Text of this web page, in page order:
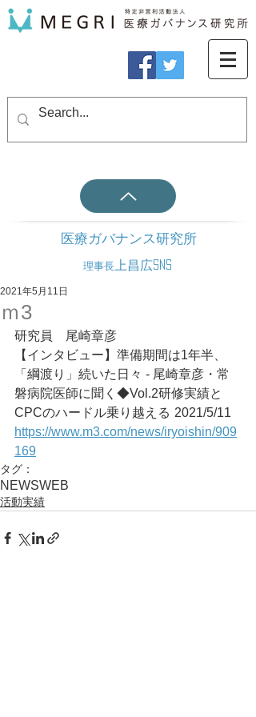
医療ガバナンス研究所
理事長 上昌広SNS
ｍ3
2021年5月11日
研究員　尾崎章彦
【インタビュー】準備期間は1年半、
「綱渡り」続いた日々 - 尾崎章彦・常
磐病院医師に聞く◆Vol.2研修実績と
CPCのハードル乗り越える	2021/5/11
https://www.m3.com/news/iryoishin/909
169
タグ：
NEWSWEB
活動実績